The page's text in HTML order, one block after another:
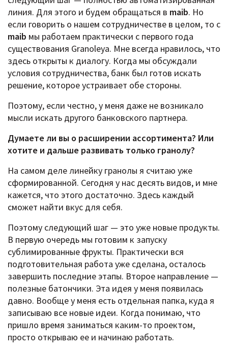
линия. Для этого и будем обращаться в maib. Но
если говорить о нашем сотрудничестве в целом, то с
maib мы работаем практически с первого года
существования Granoleya. Мне всегда нравилось, что
здесь открыты к диалогу. Когда мы обсуждали
условия сотрудничества, банк был готов искать
решение, которое устраивает обе стороны.
Поэтому, если честно, у меня даже не возникало
мысли искать другого банковского партнера.
Думаете ли вы о расширении ассортимента? Или
хотите и дальше развивать только гранолу?
На самом деле линейку гранолы я считаю уже
сформированной. Сегодня у нас десять видов, и мне
кажется, что этого достаточно. Здесь каждый
сможет найти вкус для себя.
Поэтому следующий шаг — это уже новые продукты.
В первую очередь мы готовим к запуску
сублимированные фрукты. Практически вся
подготовительная работа уже сделана, осталось
завершить последние этапы. Второе направление —
полезные батончики. Эта идея у меня появилась
давно. Вообще у меня есть отдельная папка, куда я
записываю все новые идеи. Когда понимаю, что
пришло время заниматься каким-то проектом,
просто открываю ее и начинаю работать.